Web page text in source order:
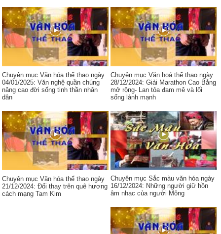
Chuyên mục Văn hóa thể thao ngày
04/01/2025: Văn nghệ quần chúng
nâng cao đời sống tinh thần nhân
dân
Chuyên mục Văn hoá thể thao ngày
28/12/2024: Giải Marathon Cao Bằng
mở rộng- Lan tỏa đam mê và lối
sống lành mạnh
Chuyên mục Văn hóa thể thao ngày
21/12/2024: Đổi thay trên quê hương
cách mạng Tam Kim
Chuyên mục Sắc màu văn hóa ngày
16/12/2024: Những người giữ hồn
âm nhạc của người Mông